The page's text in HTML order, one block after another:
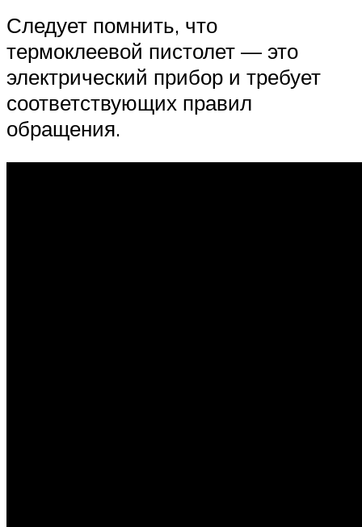
Следует помнить, что
термоклеевой пистолет — это
электрический прибор и требует
соответствующих правил
обращения.